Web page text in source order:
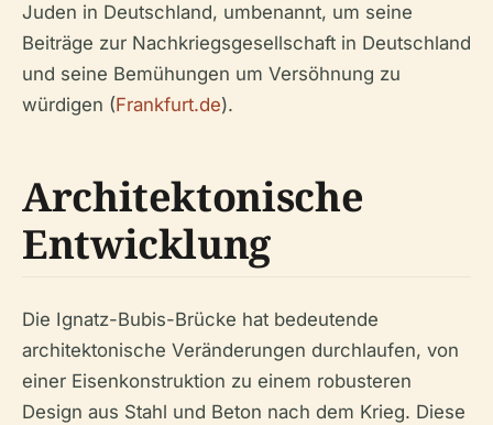
Juden in Deutschland, umbenannt, um seine
Beiträge zur Nachkriegsgesellschaft in Deutschland
und seine Bemühungen um Versöhnung zu
würdigen (Frankfurt.de).
Architektonische
Entwicklung
Die Ignatz-Bubis-Brücke hat bedeutende
architektonische Veränderungen durchlaufen, von
einer Eisenkonstruktion zu einem robusteren
Design aus Stahl und Beton nach dem Krieg. Diese